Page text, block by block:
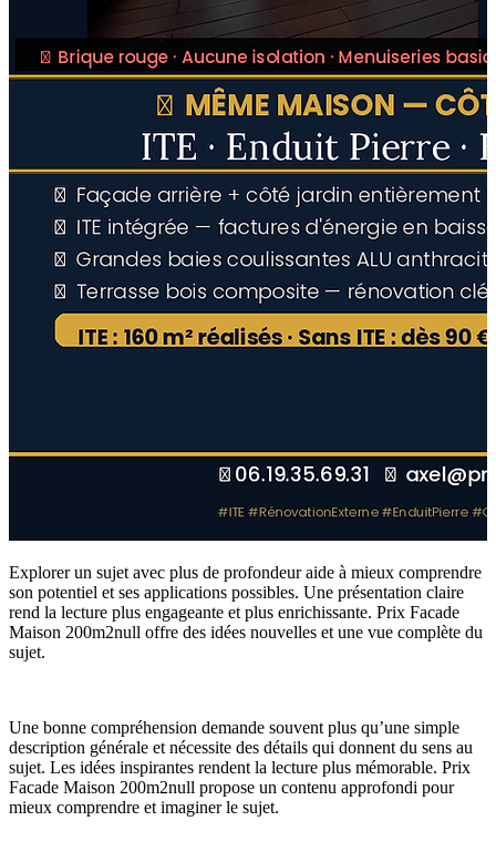
Explorer un sujet avec plus de profondeur aide à mieux comprendre
son potentiel et ses applications possibles. Une présentation claire
rend la lecture plus engageante et plus enrichissante. Prix Facade
Maison 200m2null offre des idées nouvelles et une vue complète du
sujet.
Une bonne compréhension demande souvent plus qu’une simple
description générale et nécessite des détails qui donnent du sens au
sujet. Les idées inspirantes rendent la lecture plus mémorable. Prix
Facade Maison 200m2null propose un contenu approfondi pour
mieux comprendre et imaginer le sujet.